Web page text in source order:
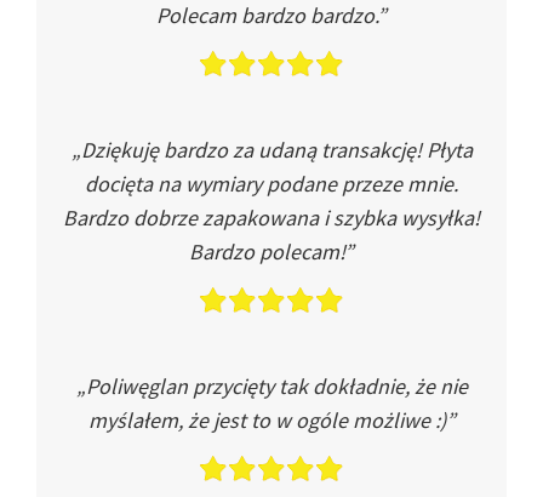
Polecam bardzo bardzo.”
„Dziękuję bardzo za udaną transakcję! Płyta
docięta na wymiary podane przeze mnie.
Bardzo dobrze zapakowana i szybka wysyłka!
Bardzo polecam!”
„Poliwęglan przycięty tak dokładnie, że nie
myślałem, że jest to w ogóle możliwe :)”